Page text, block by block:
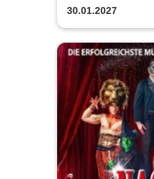
30.01.2027